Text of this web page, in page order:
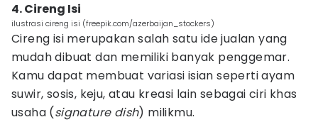
4. Cireng Isi
ilustrasi cireng isi (freepik.com/azerbaijan_stockers)
Cireng isi merupakan salah satu ide jualan yang
mudah dibuat dan memiliki banyak penggemar.
Kamu dapat membuat variasi isian seperti ayam
suwir, sosis, keju, atau kreasi lain sebagai ciri khas
usaha (signature dish) milikmu.